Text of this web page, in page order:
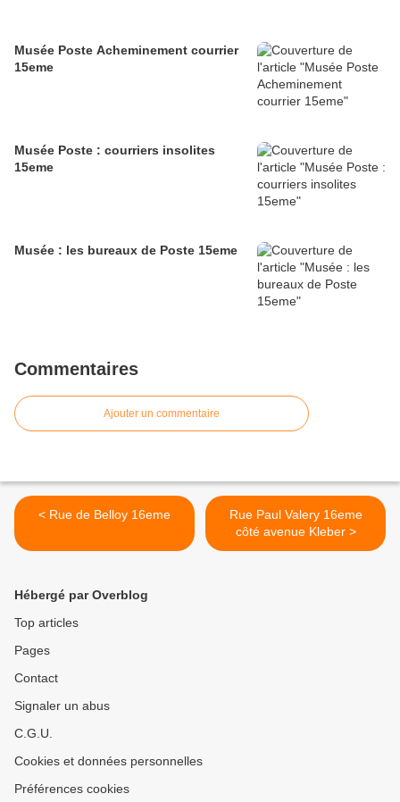
Musée Poste Acheminement courrier
15eme
Musée Poste : courriers insolites
15eme
Musée : les bureaux de Poste 15eme
Commentaires
Ajouter un commentaire
< Rue de Belloy 16eme
Rue Paul Valery 16eme
côté avenue Kleber >
Hébergé par Overblog
Top articles
Pages
Contact
Signaler un abus
C.G.U.
Cookies et données personnelles
Préférences cookies